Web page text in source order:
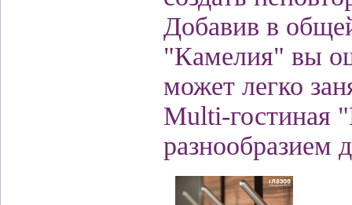
Добавив в
"Камелия" вы
может легко
Multi-гостиная
разнообразием